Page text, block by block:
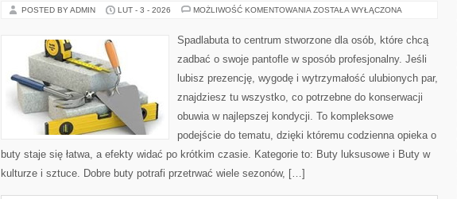
POSTED BY ADMIN LUT - 3 - 2026 MOŻLIWOŚĆ KOMENTOWANIA SZEWSTWO
ZOSTAŁA WYŁĄCZONA
Spadlabuta to centrum stworzone dla osób, które chcą
zadbać o swoje pantofle w sposób profesjonalny. Jeśli
lubisz prezencję, wygodę i wytrzymałość ulubionych par,
znajdziesz tu wszystko, co potrzebne do konserwacji
obuwia w najlepszej kondycji. To kompleksowe
podejście do tematu, dzięki któremu codzienna opieka o
buty staje się łatwa, a efekty widać po krótkim czasie. Kategorie to: Buty luksusowe i Buty w
kulturze i sztuce. Dobre buty potrafi przetrwać wiele sezonów, […]